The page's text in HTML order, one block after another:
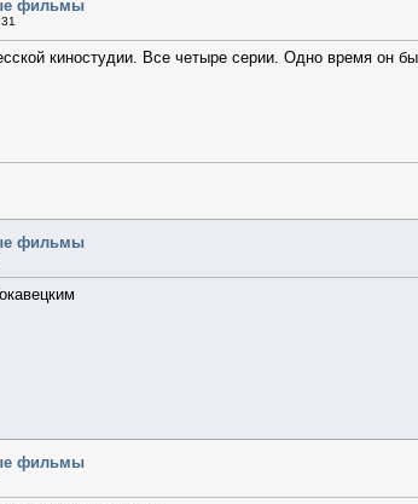
фильмы
киностудии. Все четыре серии. Одно время он
фильмы
фильмы